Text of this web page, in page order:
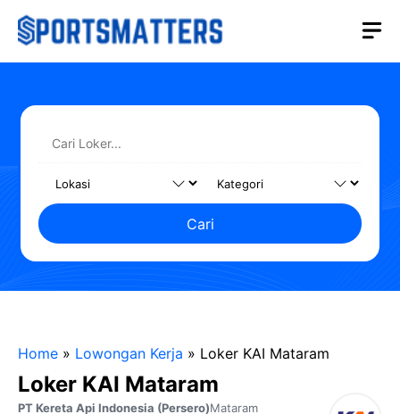
Langsung
Cari
Home » Lowongan Kerja » Loker KAI Mataram
Loker KAI Mataram
PT Kereta Api Indonesia (Persero)Mataram